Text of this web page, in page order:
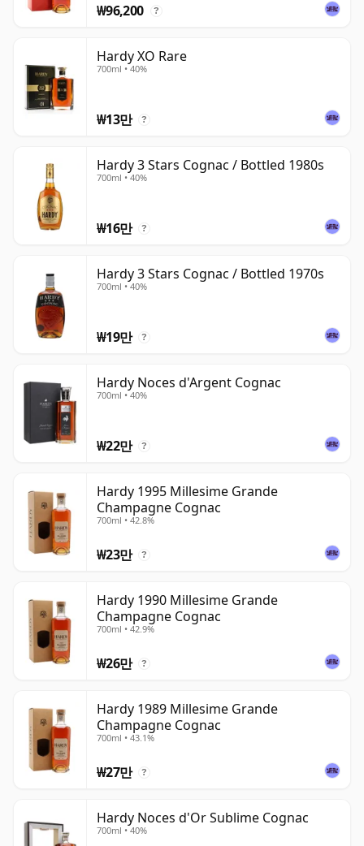
₩96,200 ?
Hardy XO Rare
700ml • 40%
₩13만 ?
Hardy 3 Stars Cognac / Bottled 1980s
700ml • 40%
₩16만 ?
Hardy 3 Stars Cognac / Bottled 1970s
700ml • 40%
₩19만 ?
Hardy Noces d'Argent Cognac
700ml • 40%
₩22만 ?
Hardy 1995 Millesime Grande
Champagne Cognac
700ml • 42.8%
₩23만 ?
Hardy 1990 Millesime Grande
Champagne Cognac
700ml • 42.9%
₩26만 ?
Hardy 1989 Millesime Grande
Champagne Cognac
700ml • 43.1%
₩27만 ?
Hardy Noces d'Or Sublime Cognac
700ml • 40%